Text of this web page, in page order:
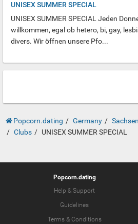
UNISEX SUMMER SPECIAL
UNISEX SUMMER SPECIAL Jeden
willkommen, egal ob hetero, bi, gay,
divers. Wir öffnen unsere Pfo...
Popcorn.dating Germany Sachsen
Clubs
UNISEX SUMMER SPECIAL
Popcorn.dating
Help & Support
Guidelines
Terms & Conditions